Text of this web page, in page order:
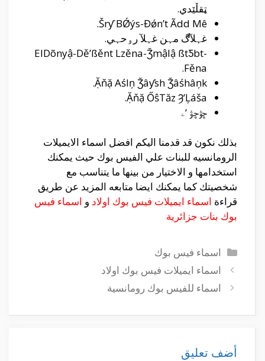
ټقڵێدي.
Šrƴ BǾýs-Đǿn’t Ãdd Mê.
غہلآڰ مہن غہلآ رۅحہي.
ElDõnyậ-Dě’ßěnt Lzěna-Ǯmậlậ ßtƼbt-
Fěna.
Ặňặ Aślņ Ǯâƴsh Ǯâśhâņk.
Ặňặ ŐŝTăz Ȝ’Ļáša.
ڇۋڇۋ ‘ۦ
بذلك نكون قد قدمنا اليكم افضل اسماء الايميلات
الرومانسيه للبنات علي الفيس بوك حيث يمكنك
استخدامها و الاختيار من بينها ما يتناسب مع
شخصيتك كما يمكنك ايضا متابعه المزيد عن طريق
قراءة اسماء ايميلات فيس بوك اولاد و اسماء فيس
بوك بنات جزائرية
التصنيفات
اسماء فيس بوك
اسماء ايميلات فيس بوك اولاد
اسماء للفيس بوك رومانسية
أضف تعليق